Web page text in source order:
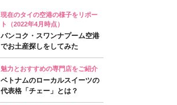
現在のタイの空港の様子をリポー
ト（2022年4月時点）
バンコク・スワンナプーム空港
でお土産探しをしてみた
魅力とおすすめの専門店をご紹介
ベトナムのローカルスイーツの
代表格「チェー」とは？